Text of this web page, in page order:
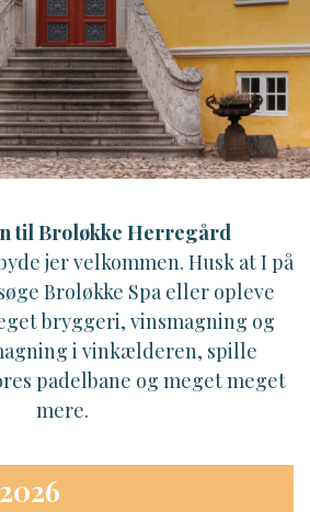
til Broløkke Herregård
jer velkommen. Husk at I på
Broløkke Spa eller opleve
bryggeri, vinsmagning og
i vinkælderen, spille
padelbane og meget meget
mere.